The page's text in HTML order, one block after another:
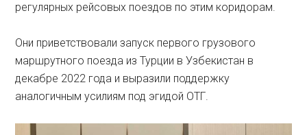
регулярных рейсовых поездов по этим коридорам.
Они приветствовали запуск первого грузового
маршрутного поезда из Турции в Узбекистан в
декабре 2022 года и выразили поддержку
аналогичным усилиям под эгидой OTГ.